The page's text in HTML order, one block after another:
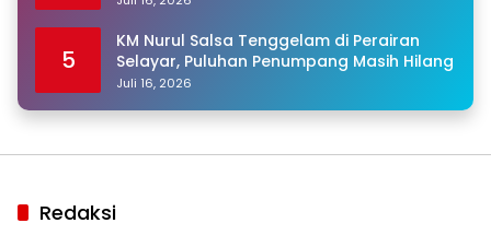
5
KM Nurul Salsa Tenggelam di Perairan
Selayar, Puluhan Penumpang Masih Hilang
Juli 16, 2026
Redaksi